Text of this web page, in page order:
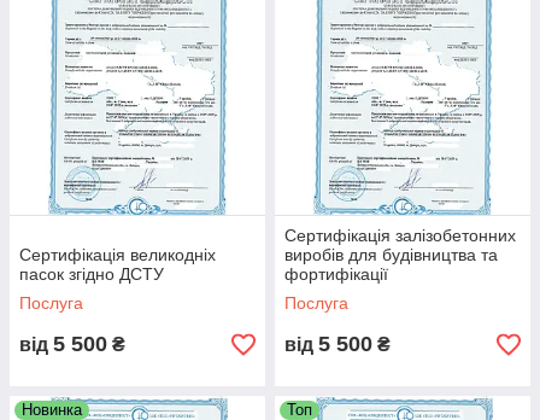
Сертифікація великодніх
пасок згідно ДСТУ
Послуга
від 5 500 ₴
Сертифікація залізобетонних
виробів для будівництва та
фортифікації
Послуга
від 5 500 ₴
Новинка Топ